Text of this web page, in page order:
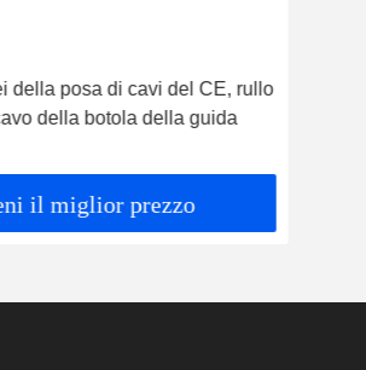
della posa di cavi del CE, rullo
della botola della guida
il miglior prezzo